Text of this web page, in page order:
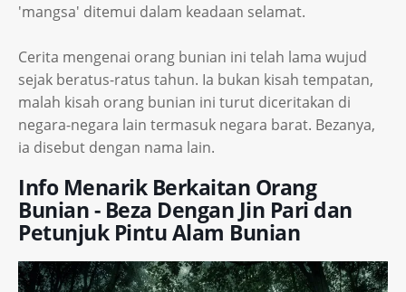
'mangsa' ditemui dalam keadaan selamat.
Cerita mengenai orang bunian ini telah lama wujud
sejak beratus-ratus tahun. Ia bukan kisah tempatan,
malah kisah orang bunian ini turut diceritakan di
negara-negara lain termasuk negara barat. Bezanya,
ia disebut dengan nama lain.
Info Menarik Berkaitan Orang
Bunian - Beza Dengan Jin Pari dan
Petunjuk Pintu Alam Bunian